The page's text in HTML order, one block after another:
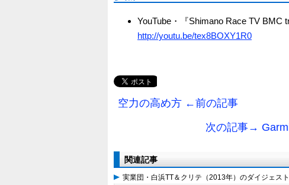
YouTube・『Shimano Race TV BMC
http://youtu.be/tex8BOXY1R0
空力の高め方 ←前の記事
次の記事→
関連記事
実業団・白浜TT＆クリテ（2013年）のダイジェスト